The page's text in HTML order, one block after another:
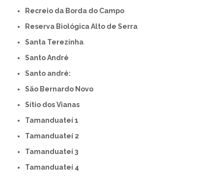
Recreio da Borda do Campo
Reserva Biológica Alto de Serra
Santa Terezinha
Santo André
Santo andré:
São Bernardo Novo
Sítio dos Vianas
Tamanduateí 1
Tamanduateí 2
Tamanduateí 3
Tamanduateí 4